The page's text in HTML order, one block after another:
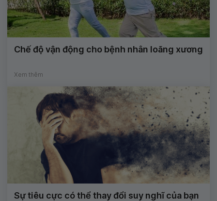
Chế độ vận động cho bệnh nhân loãng xương
Xem thêm
Sự tiêu cực có thể thay đổi suy nghĩ của bạn